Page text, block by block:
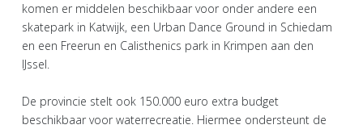
komen er middelen beschikbaar voor onder andere een
skatepark in Katwijk, een Urban Dance Ground in Schiedam
en een Freerun en Calisthenics park in Krimpen aan den
IJssel.
De provincie stelt ook 150.000 euro extra budget
beschikbaar voor waterrecreatie. Hiermee ondersteunt de